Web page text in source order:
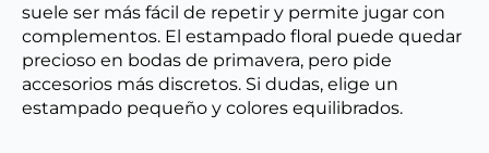
suele ser más fácil de repetir y permite jugar con
complementos. El estampado floral puede quedar
precioso en bodas de primavera, pero pide
accesorios más discretos. Si dudas, elige un
estampado pequeño y colores equilibrados.